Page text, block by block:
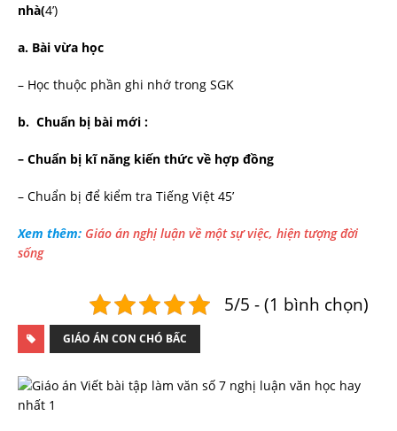
nhà(4’)
a. Bài vừa học
– Học thuộc phần ghi nhớ trong SGK
b. Chuẩn bị bài mới :
– Chuẩn bị kĩ năng kiến thức về hợp đồng
– Chuẩn bị để kiểm tra Tiếng Việt 45’
Xem thêm: Giáo án nghị luận về một sự việc, hiện tượng đời
sống
5/5 - (1 bình chọn)
GIÁO ÁN CON CHÓ BẤC